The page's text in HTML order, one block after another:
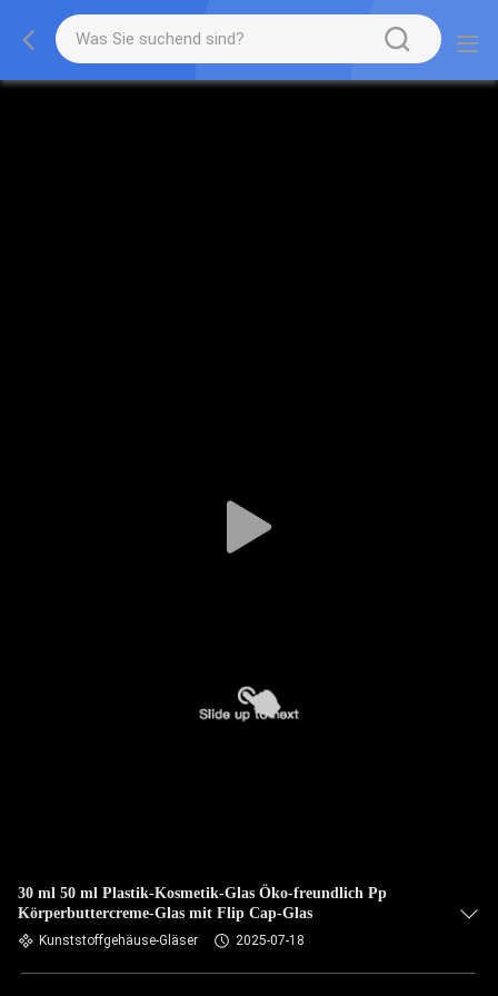
30 ml 50 ml Plastik-Kosmetik-Glas Öko-freundlich Pp
Körperbuttercreme-Glas mit Flip Cap-Glas
Kunststoffgehäuse-Gläser 2025-07-18